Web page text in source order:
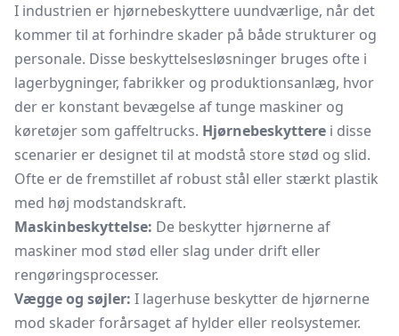
I industrien er hjørnebeskyttere uundværlige, når det
kommer til at forhindre skader på både strukturer og
personale. Disse beskyttelsesløsninger bruges ofte i
lagerbygninger, fabrikker og produktionsanlæg, hvor
der er konstant bevægelse af tunge maskiner og
køretøjer som gaffeltrucks. Hjørnebeskyttere i disse
scenarier er designet til at modstå store stød og slid.
Ofte er de fremstillet af robust stål eller stærkt plastik
med høj modstandskraft.
Maskinbeskyttelse: De beskytter hjørnerne af
maskiner mod stød eller slag under drift eller
rengøringsprocesser.
Vægge og søjler: I lagerhuse beskytter de hjørnerne
mod skader forårsaget af hylder eller reolsystemer.